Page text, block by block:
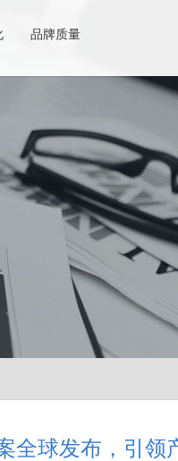
品牌质量
全球发布，引领